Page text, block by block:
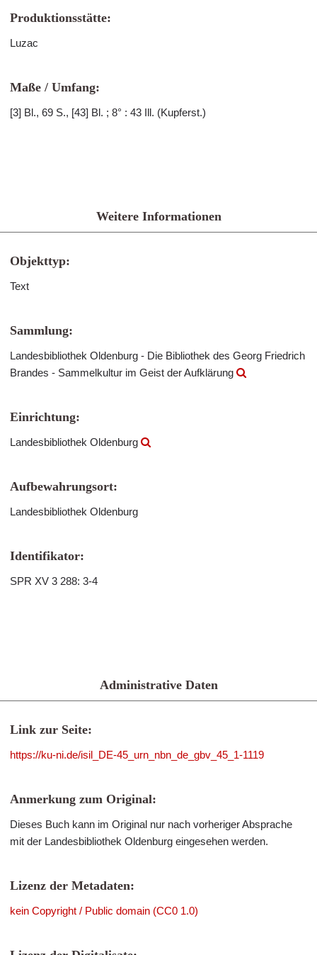
Produktionsstätte:
Luzac
Maße / Umfang:
[3] Bl., 69 S., [43] Bl. ; 8° : 43 Ill. (Kupferst.)
Weitere Informationen
Objekttyp:
Text
Sammlung:
Landesbibliothek Oldenburg - Die Bibliothek des Georg Friedrich
Brandes - Sammelkultur im Geist der Aufklärung
Einrichtung:
Landesbibliothek Oldenburg
Aufbewahrungsort:
Landesbibliothek Oldenburg
Identifikator:
SPR XV 3 288: 3-4
Administrative Daten
Link zur Seite:
https://ku-ni.de/isil_DE-45_urn_nbn_de_gbv_45_1-1119
Anmerkung zum Original:
Dieses Buch kann im Original nur nach vorheriger Absprache
mit der Landesbibliothek Oldenburg eingesehen werden.
Lizenz der Metadaten:
kein Copyright / Public domain (CC0 1.0)